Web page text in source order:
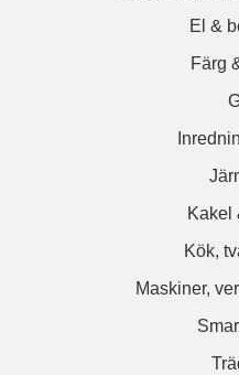
El &
Färg
Kakel
Kök,
Maskiner,